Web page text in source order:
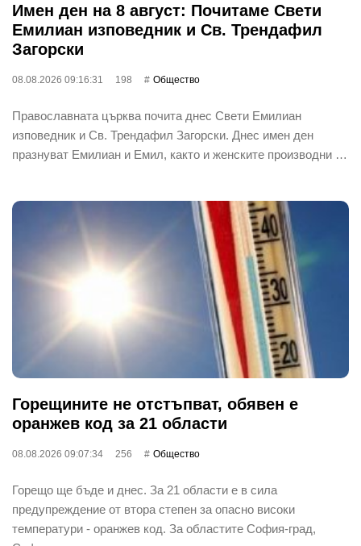
Имен ден на 8 август: Почитаме Свети
Емилиан изповедник и Св. Трендафил
Загорски
08.08.2026 09:16:31 198 Общество
Православната църква почита днес Свети Емилиан
изповедник и Св. Трендафил Загорски. Днес имен ден
празнуват Емилиан и Емил, както и женските производни …
Горещините не отстъпват, обявен е
оранжев код за 21 области
08.08.2026 09:07:34 256 Общество
Горещо ще бъде и днес. За 21 области е в сила
предупреждение от втора степен за опасно високи
температури - оранжев код. За областите София-град,